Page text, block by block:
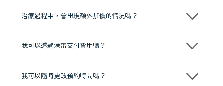
至今已服務超過三十個國家和地區的顧客，受到粵港澳大灣區及周邊城
市市民極高的口碑評價及信任推薦 珠海、深圳設有八大分院，香港亦設
有咨詢及服務保障中心，有任何問題都可以隨時預約免費咨詢，讓人十
治療過程中，會出現額外加價的情況嗎？
不會，治療前我們會詳細說明治療方案及對應的價錢，顧客同意並簽字
我可以透過港幣支付費用嗎？
可以。維港口腔會按照當日匯率轉算收取費用，而匯率會及時告知客人
我可以隨時更改預約時間嗎？